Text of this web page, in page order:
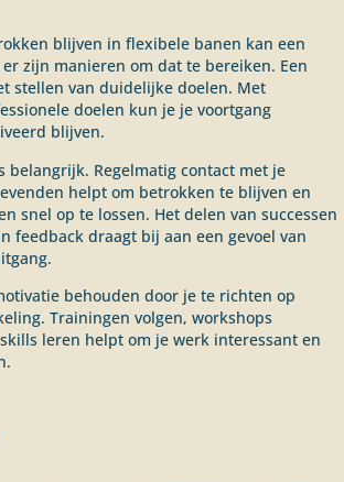
blijven in flexibele banen kan een
zijn manieren om dat te bereiken. Een
stellen van duidelijke doelen. Met
doelen kun je je voortgang
blijven.
belangrijk. Regelmatig contact met je
helpt om betrokken te blijven en
snel op te lossen. Het delen van successen
feedback draagt bij aan een gevoel van
behouden door je te richten op
Trainingen volgen, workshops
leren helpt om je werk interessant en